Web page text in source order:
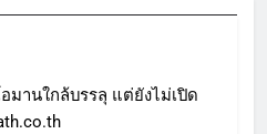
มานใกล้บรรลุ แต่ยังไม่เปิด